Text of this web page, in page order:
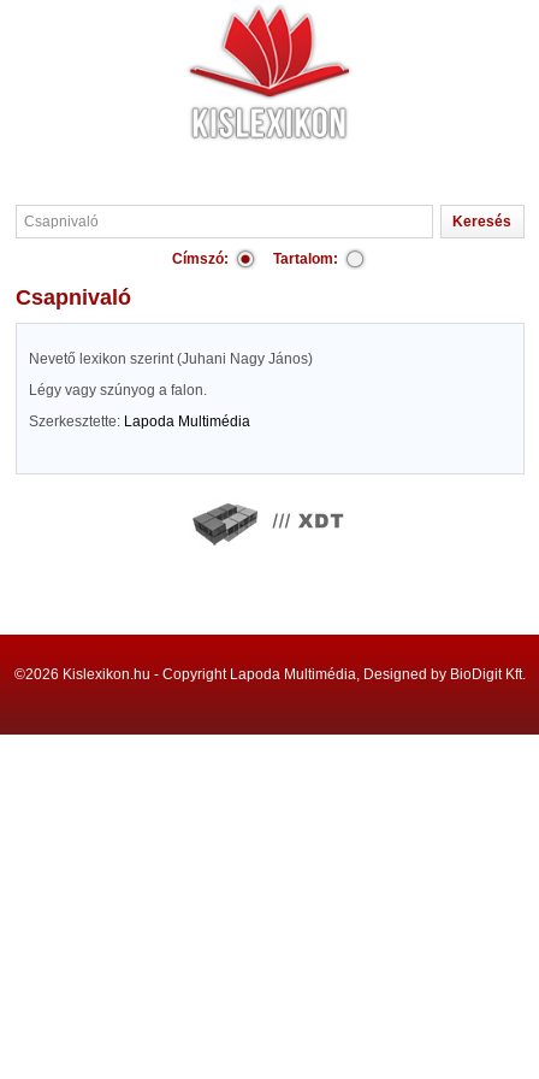
Címszó: Tartalom:
Csapnivaló
Nevető lexikon szerint (Juhani Nagy János)
Légy vagy szúnyog a falon.
Szerkesztette: Lapoda Multimédia
©2026 Kislexikon.hu - Copyright Lapoda Multimédia, Designed by BioDigit Kft.